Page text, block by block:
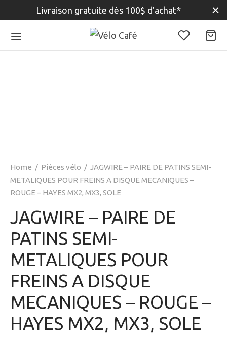
Livraison gratuite dès 100$ d'achat*
Home / Pièces vélo / JAGWIRE – PAIRE DE PATINS SEMI-
METALIQUES POUR FREINS A DISQUE MECANIQUES –
ROUGE – HAYES MX2, MX3, SOLE
JAGWIRE – PAIRE DE
PATINS SEMI-
METALIQUES POUR
FREINS A DISQUE
MECANIQUES – ROUGE –
HAYES MX2, MX3, SOLE